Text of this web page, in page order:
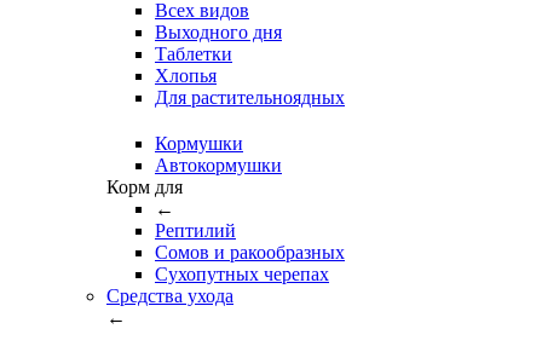
Всех видов
Выходного дня
Таблетки
Хлопья
Для растительноядных
Кормушки
Автокормушки
Корм для
←
Рептилий
Сомов и ракообразных
Сухопутных черепах
Средства ухода
←